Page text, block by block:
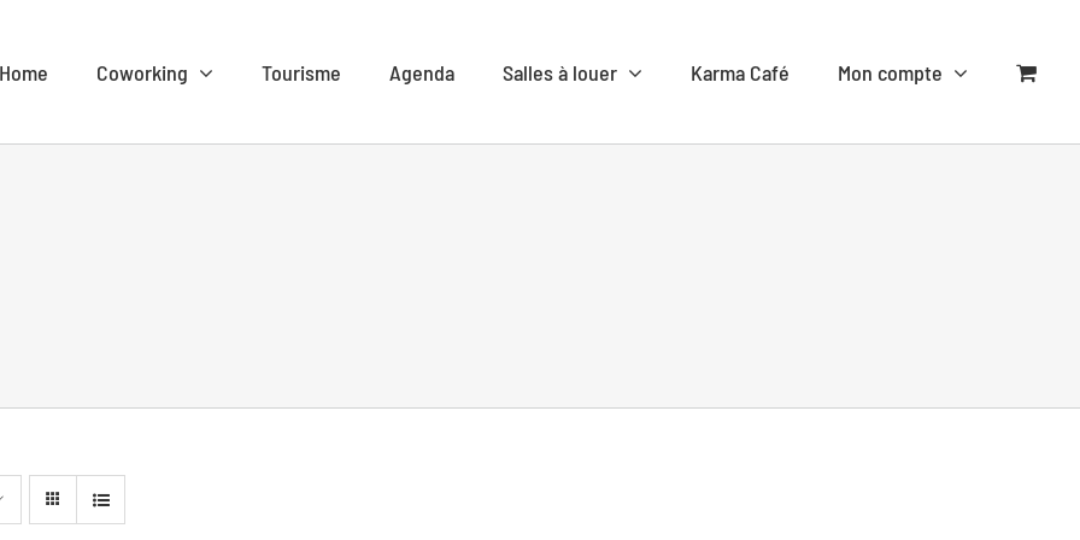
Home Coworking Tourisme Agenda Salles à louer Karma Café Mon compte